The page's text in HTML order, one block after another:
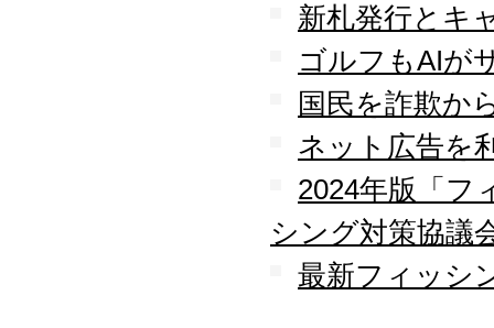
新札発行とキ
ゴルフもAIが
国民を詐欺か
ネット広告を
2024年版「フ
シング対策協議
最新フィッシ